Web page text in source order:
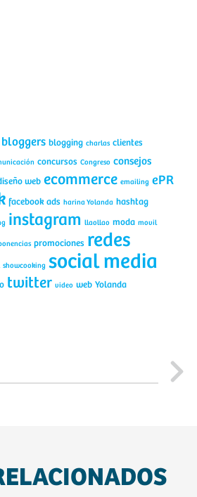
bloggers blogging charlas clientes
concursos Congreso consejos
web ecommerce emailing ePR
facebook ads harina Yolanda hashtag
instagram llaollao moda movil
promociones redes
showcooking social media
twitter video web Yolanda